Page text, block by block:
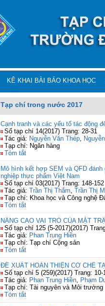
KÊ KHAI BÀI BÁO KHOA HỌC
Tạp chí trong nước 2017
Cạnh tranh và các yếu tố tác động
Số tạp chí 14(2017) Trang: 28-31
Tác giả: Nguyễn Văn Thép,
Tạp chí: Ngân hàng
Tóm tắt
Mô hình kết hợp SEM và QFD
nghiệp thực phẩm Việt Nam
Số tạp chí 03(2017) Trang: 148-152
Tác giả: Trần Thị Thắm, Trần Thị
Tạp chí: Khoa học và Công nghệ
Tóm tắt
NÂNG CAO VAI TRÒ CỦA MẶT
Số tạp chí 125 (5-2017)(2017)
Tác giả: Phan Trung Hiền
Tạp chí: Tạp chí Cộng sản
Tóm tắt
ĐỀ XUẤT HOÀN THIỆN CƠ CHẾ
Số tạp chí 5 (259)(2017) Trang: 10-
Tác giả: Phan Trung Hiền, Phạm
Tạp chí: Tài nguyên và Môi trường
Tóm tắt